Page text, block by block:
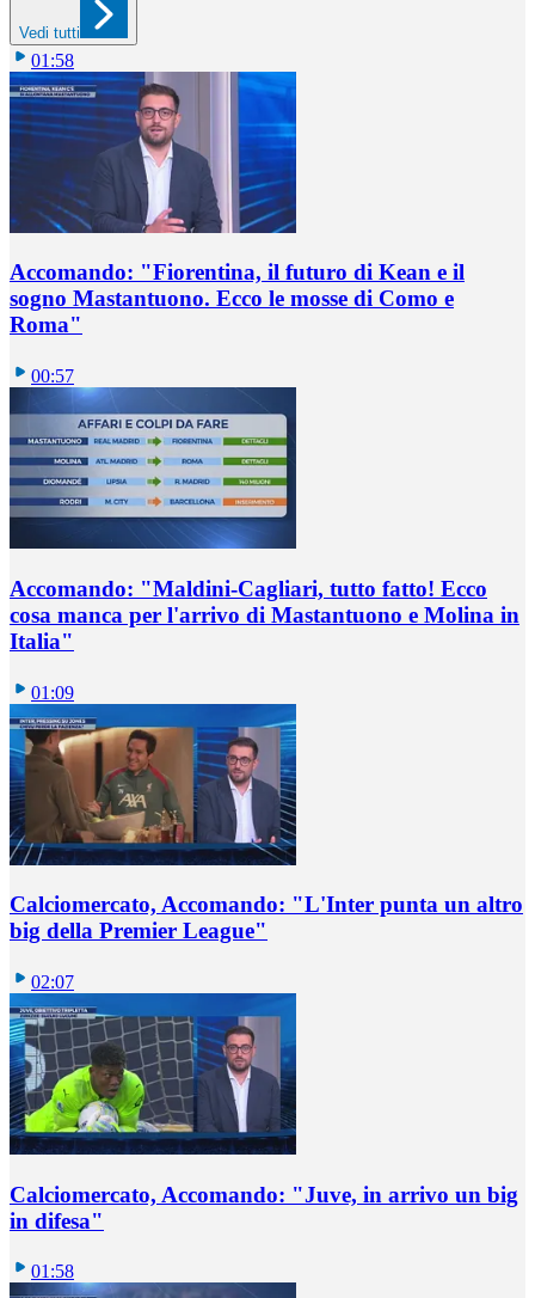
Vedi tutti
01:58
Accomando: "Fiorentina, il futuro di Kean e il
sogno Mastantuono. Ecco le mosse di Como e
Roma"
00:57
Accomando: "Maldini-Cagliari, tutto fatto! Ecco
cosa manca per l'arrivo di Mastantuono e Molina in
Italia"
01:09
Calciomercato, Accomando: "L'Inter punta un altro
big della Premier League"
02:07
Calciomercato, Accomando: "Juve, in arrivo un big
in difesa"
01:58